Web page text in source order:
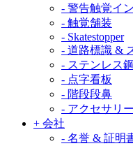
- 警告触覚イ
- 触覚舗装
- Skatestopper
- 道路標識 &
- ステンレス
- 点字看板
- 階段段鼻
- アクセサリー
+ 会社
- 名誉 & 証明